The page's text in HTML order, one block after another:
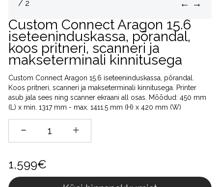
/ 2
← →
Custom Connect Aragon 15.6
iseteeninduskassa, põrandal,
koos pritneri, scanneri ja
makseterminali kinnitusega
Custom Connect Aragon 15.6 iseteeninduskassa, põrandal.
Koos pritneri, scanneri ja makseterminali kinnitusega. Printer
asub jala sees ning scanner ekraani all osas. Mõõdud: 450 mm
(L) x min. 1317 mm - max. 1411.5 mm (H) x 420 mm (W)
1,599€